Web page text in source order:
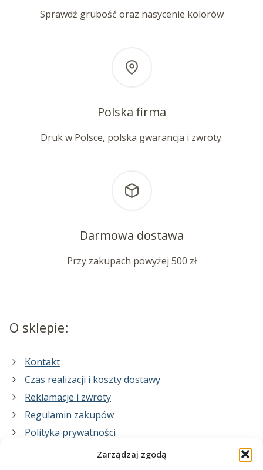
Zarządzaj zgodą
Sprawdź grubość oraz nasycenie kolorów
Polska firma
Druk w Polsce, polska gwarancja i zwroty.
Darmowa dostawa
Przy zakupach powyżej 500 zł
O sklepie:
Kontakt
Czas realizacji i koszty dostawy
Reklamacje i zwroty
Regulamin zakupów
Polityka prywatności